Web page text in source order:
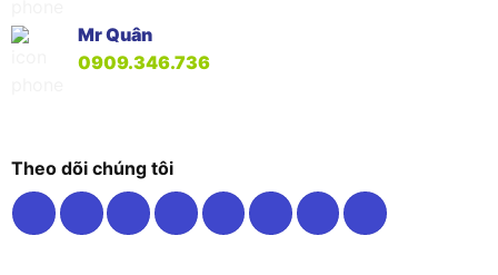
Mr Quân
0909.346.736
Theo dõi chúng tôi